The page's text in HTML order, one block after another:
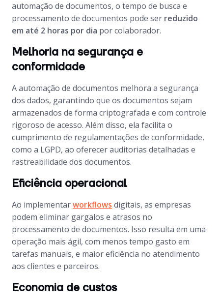
automação de documentos, o tempo de busca e
processamento de documentos pode ser reduzido
em até 2 horas por dia por colaborador.
Melhoria na segurança e
conformidade
A automação de documentos melhora a segurança
dos dados, garantindo que os documentos sejam
armazenados de forma criptografada e com controle
rigoroso de acesso. Além disso, ela facilita o
cumprimento de regulamentações de conformidade,
como a LGPD, ao oferecer auditorias detalhadas e
rastreabilidade dos documentos.
Eficiência operacional
Ao implementarworkflows digitais, as empresas
podem eliminar gargalos e atrasos no
processamento de documentos. Isso resulta em uma
operação mais ágil, com menos tempo gasto em
tarefas manuais, e maior eficiência no atendimento
aos clientes e parceiros.
Economia de custos